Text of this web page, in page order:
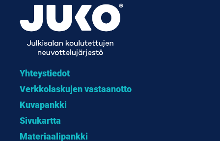
Yhteystiedot
Verkkolaskujen vastaanotto
Kuvapankki
Sivukartta
Materiaalipankki